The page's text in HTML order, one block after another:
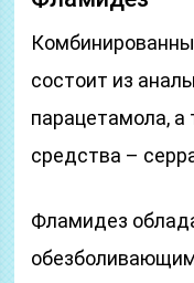
состоит из
парацетамола, а
средства –
Фламидез